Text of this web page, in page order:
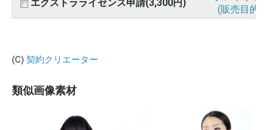
エクストラライセンス申請(3,300円)
(販売目的
(C) 契約クリエーター
類似画像素材